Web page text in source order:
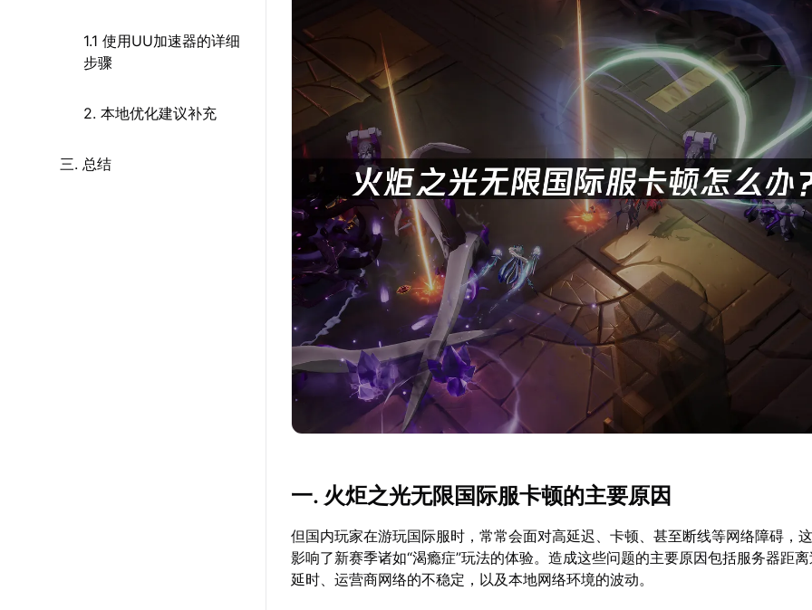
1.1 使用UU加速器的详细
步骤
2. 本地优化建议补充
三. 总结
一. 火炬之光无限国际服卡顿的主要原因
但国内玩家在游玩国际服时，常常会面对高延迟、卡顿、甚至断线等网络障碍，
影响了新赛季诸如“渴瘾症”玩法的体验。造成这些问题的主要原因包括服务器距
延时、运营商网络的不稳定，以及本地网络环境的波动。